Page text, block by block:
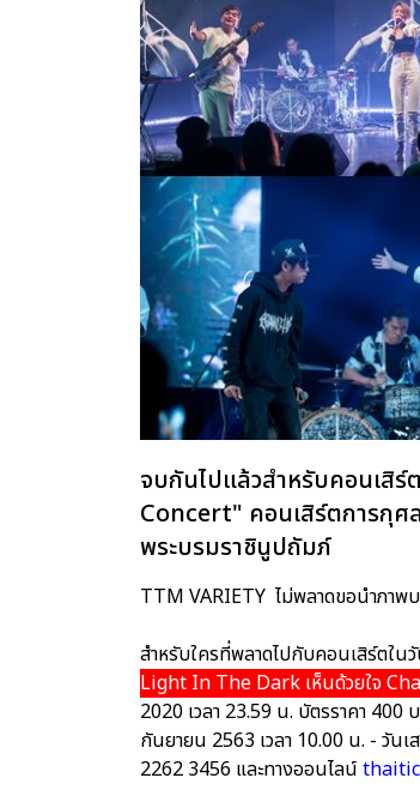
จบกันไปแล้วสำหรับคอนเสิ
Concert" คอนเสิร์ตการกุศ
พระบรมราชินูปถัมภ์
TTM VARIETY ไม่พลาดขอนำภาพ
สำหรับใครที่พลาดไปกับคอนเสิร์ตใ
Light In The Dark เห็นด้วยใจ
2020 เวลา 23.59 น. บัตรราคา
กันยายน 2563 เวลา 10.00 น. - วันเ
2262 3456 และทางออนไลน์